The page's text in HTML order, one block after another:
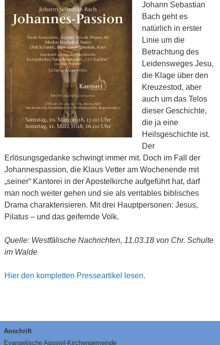
Johann Sebastian
Bach geht es
natürlich in erster
Linie um die
Betrachtung des
Leidensweges Jesu,
die Klage über den
Kreuzestod, aber
auch um das Telos
dieser Geschichte,
die ja eine
Heilsgeschichte ist.
Der
Erlösungsgedanke schwingt immer mit. Doch im Fall der
Johannespassion, die Klaus Vetter am Wochenende mit
„seiner“ Kantorei in der Apostelkirche aufgeführt hat, darf
man noch weiter gehen und sie als veritables biblisches
Drama charakterisieren. Mit drei Hauptpersonen: Jesus,
Pilatus – und das geifernde Volk.
Quelle: Westfälische Nachrichten, 11.03.18 von Chr. Schulte
im Walde
Hier den kompletten Presseartikel lesen.
Anschrift
Evangelische Apostel-Kirchengemeinde